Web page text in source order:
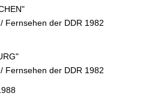
Fernsehen der DDR 1982
Fernsehen der DDR 1982